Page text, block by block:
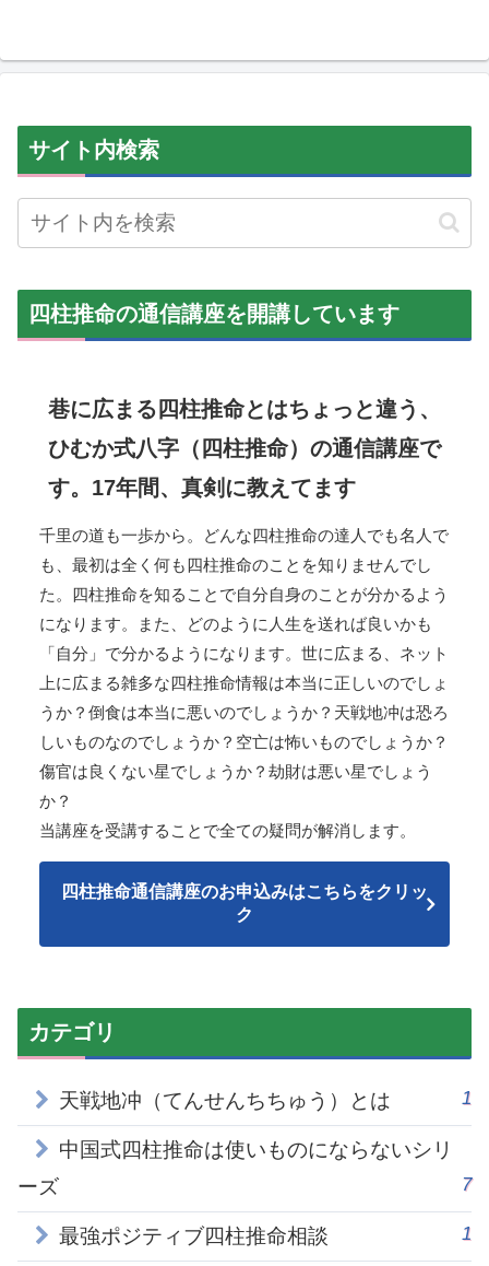
サイト内検索
四柱推命の通信講座を開講しています
巷に広まる四柱推命とはちょっと違う、
ひむか式八字（四柱推命）の通信講座で
す。17年間、真剣に教えてます
千里の道も一歩から。どんな四柱推命の達人でも名人で
も、最初は全く何も四柱推命のことを知りませんでし
た。四柱推命を知ることで自分自身のことが分かるよう
になります。また、どのように人生を送れば良いかも
「自分」で分かるようになります。世に広まる、ネット
上に広まる雑多な四柱推命情報は本当に正しいのでしょ
うか？倒食は本当に悪いのでしょうか？天戦地冲は恐ろ
しいものなのでしょうか？空亡は怖いものでしょうか？
傷官は良くない星でしょうか？劫財は悪い星でしょう
か？
当講座を受講することで全ての疑問が解消します。
四柱推命通信講座のお申込みはこちらをクリッ
ク
カテゴリ
天戦地冲（てんせんちちゅう）とは 1
中国式四柱推命は使いものにならないシリ
ーズ
7
最強ポジティブ四柱推命相談 1